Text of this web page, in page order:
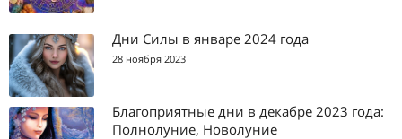
Дни Силы в январе 2024 года
28 ноября 2023
Благоприятные дни в декабре 2023 года:
Полнолуние, Новолуние